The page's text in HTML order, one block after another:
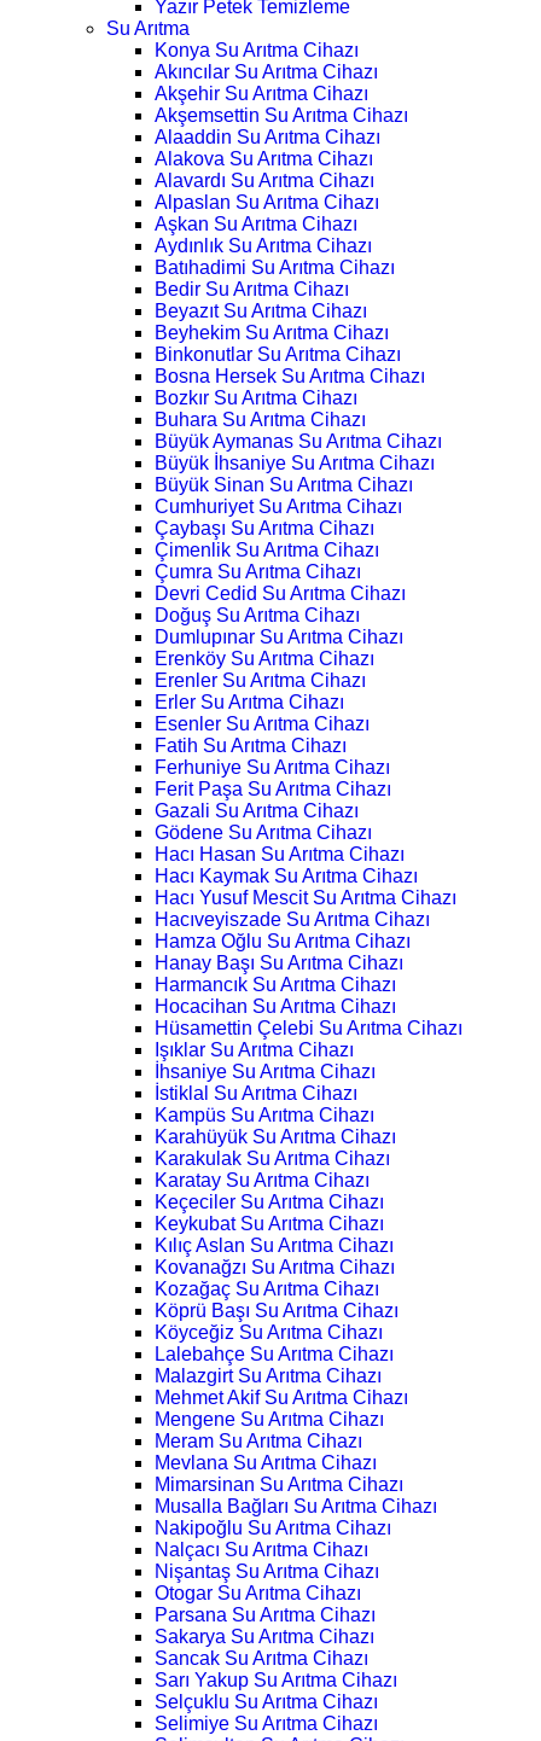
Yazır Petek Temizleme
Su Arıtma
Konya Su Arıtma Cihazı
Akıncılar Su Arıtma Cihazı
Akşehir Su Arıtma Cihazı
Akşemsettin Su Arıtma Cihazı
Alaaddin Su Arıtma Cihazı
Alakova Su Arıtma Cihazı
Alavardı Su Arıtma Cihazı
Alpaslan Su Arıtma Cihazı
Aşkan Su Arıtma Cihazı
Aydınlık Su Arıtma Cihazı
Batıhadimi Su Arıtma Cihazı
Bedir Su Arıtma Cihazı
Beyazıt Su Arıtma Cihazı
Beyhekim Su Arıtma Cihazı
Binkonutlar Su Arıtma Cihazı
Bosna Hersek Su Arıtma Cihazı
Bozkır Su Arıtma Cihazı
Buhara Su Arıtma Cihazı
Büyük Aymanas Su Arıtma Cihazı
Büyük İhsaniye Su Arıtma Cihazı
Büyük Sinan Su Arıtma Cihazı
Cumhuriyet Su Arıtma Cihazı
Çaybaşı Su Arıtma Cihazı
Çimenlik Su Arıtma Cihazı
Çumra Su Arıtma Cihazı
Devri Cedid Su Arıtma Cihazı
Doğuş Su Arıtma Cihazı
Dumlupınar Su Arıtma Cihazı
Erenköy Su Arıtma Cihazı
Erenler Su Arıtma Cihazı
Erler Su Arıtma Cihazı
Esenler Su Arıtma Cihazı
Fatih Su Arıtma Cihazı
Ferhuniye Su Arıtma Cihazı
Ferit Paşa Su Arıtma Cihazı
Gazali Su Arıtma Cihazı
Gödene Su Arıtma Cihazı
Hacı Hasan Su Arıtma Cihazı
Hacı Kaymak Su Arıtma Cihazı
Hacı Yusuf Mescit Su Arıtma Cihazı
Hacıveyiszade Su Arıtma Cihazı
Hamza Oğlu Su Arıtma Cihazı
Hanay Başı Su Arıtma Cihazı
Harmancık Su Arıtma Cihazı
Hocacihan Su Arıtma Cihazı
Hüsamettin Çelebi Su Arıtma Cihazı
Işıklar Su Arıtma Cihazı
İhsaniye Su Arıtma Cihazı
İstiklal Su Arıtma Cihazı
Kampüs Su Arıtma Cihazı
Karahüyük Su Arıtma Cihazı
Karakulak Su Arıtma Cihazı
Karatay Su Arıtma Cihazı
Keçeciler Su Arıtma Cihazı
Keykubat Su Arıtma Cihazı
Kılıç Aslan Su Arıtma Cihazı
Kovanağzı Su Arıtma Cihazı
Kozağaç Su Arıtma Cihazı
Köprü Başı Su Arıtma Cihazı
Köyceğiz Su Arıtma Cihazı
Lalebahçe Su Arıtma Cihazı
Malazgirt Su Arıtma Cihazı
Mehmet Akif Su Arıtma Cihazı
Mengene Su Arıtma Cihazı
Meram Su Arıtma Cihazı
Mevlana Su Arıtma Cihazı
Mimarsinan Su Arıtma Cihazı
Musalla Bağları Su Arıtma Cihazı
Nakipoğlu Su Arıtma Cihazı
Nalçacı Su Arıtma Cihazı
Nişantaş Su Arıtma Cihazı
Otogar Su Arıtma Cihazı
Parsana Su Arıtma Cihazı
Sakarya Su Arıtma Cihazı
Sancak Su Arıtma Cihazı
Sarı Yakup Su Arıtma Cihazı
Selçuklu Su Arıtma Cihazı
Selimiye Su Arıtma Cihazı